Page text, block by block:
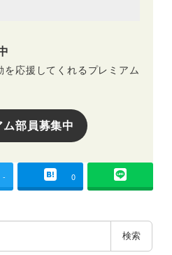
応援してくれるプレミアム
部員募集中
- 0
検索